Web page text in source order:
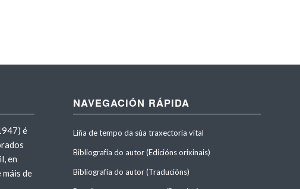
é
en
máis de
NAVEGACIÓN RÁPIDA
Liña de tempo da súa traxectoria vital
Bibliografía do autor (Edicións orixinais)
Bibliografía do autor (Traducións)